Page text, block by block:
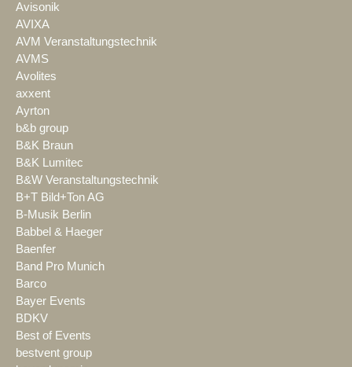
Avisonik
AVIXA
AVM Veranstaltungstechnik
AVMS
Avolites
axxent
Ayrton
b&b group
B&K Braun
B&K Lumitec
B&W Veranstaltungstechnik
B+T Bild+Ton AG
B-Musik Berlin
Babbel & Haeger
Baenfer
Band Pro Munich
Barco
Bayer Events
BDKV
Best of Events
bestvent group